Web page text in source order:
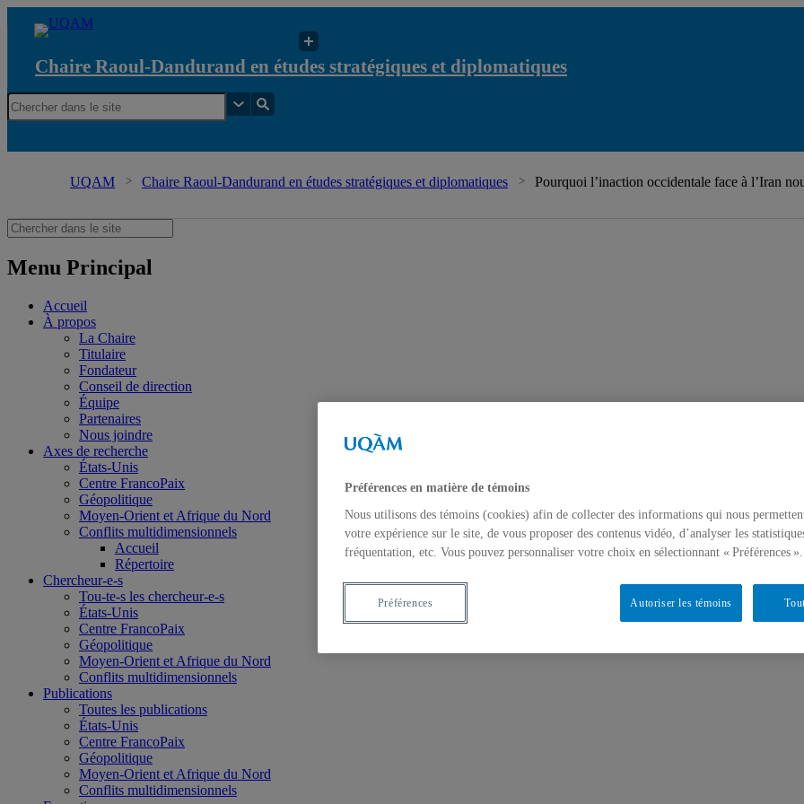
Chaire Raoul-Dandurand en études stratégiques et diplomatiques
UQAM Chaire Raoul-Dandurand en études stratégiques et diplomatiques Pourquoi l’inaction occidentale face à l’Iran
Menu Principal
Accueil
À propos
La Chaire
Titulaire
Fondateur
Conseil de direction
Équipe
Partenaires
Nous joindre
Axes de recherche
États-Unis
Centre FrancoPaix
Géopolitique
Moyen-Orient et Afrique du Nord
Conflits multidimensionnels
Accueil
Répertoire
Chercheur-e-s
Tou-te-s les chercheur-e-s
États-Unis
Centre FrancoPaix
Géopolitique
Moyen-Orient et Afrique du Nord
Conflits multidimensionnels
Publications
Toutes les publications
États-Unis
Centre FrancoPaix
Géopolitique
Moyen-Orient et Afrique du Nord
Conflits multidimensionnels
Préférences en matière de témoins
Nous utilisons des témoins (cookies) afin de collecter des informations qui nous
votre expérience sur le site, de vous proposer des contenus vidéo, d’analyser les
fréquentation, etc. Vous pouvez personnaliser votre choix en sélectionnant « Préférences ».
Autoriser les témoins
Préférences